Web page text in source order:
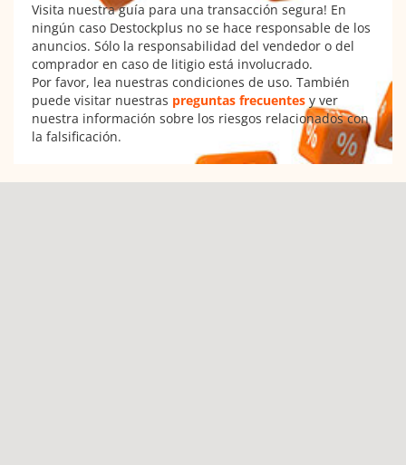
Visita nuestra guía para una transacción segura! En
ningún caso Destockplus no se hace responsable de los
anuncios. Sólo la responsabilidad del vendedor o del
comprador en caso de litigio está involucrado.
Por favor, lea nuestras condiciones de uso. También
puede visitar nuestras preguntas frecuentes y ver
nuestra información sobre los riesgos relacionados con
la falsificación.